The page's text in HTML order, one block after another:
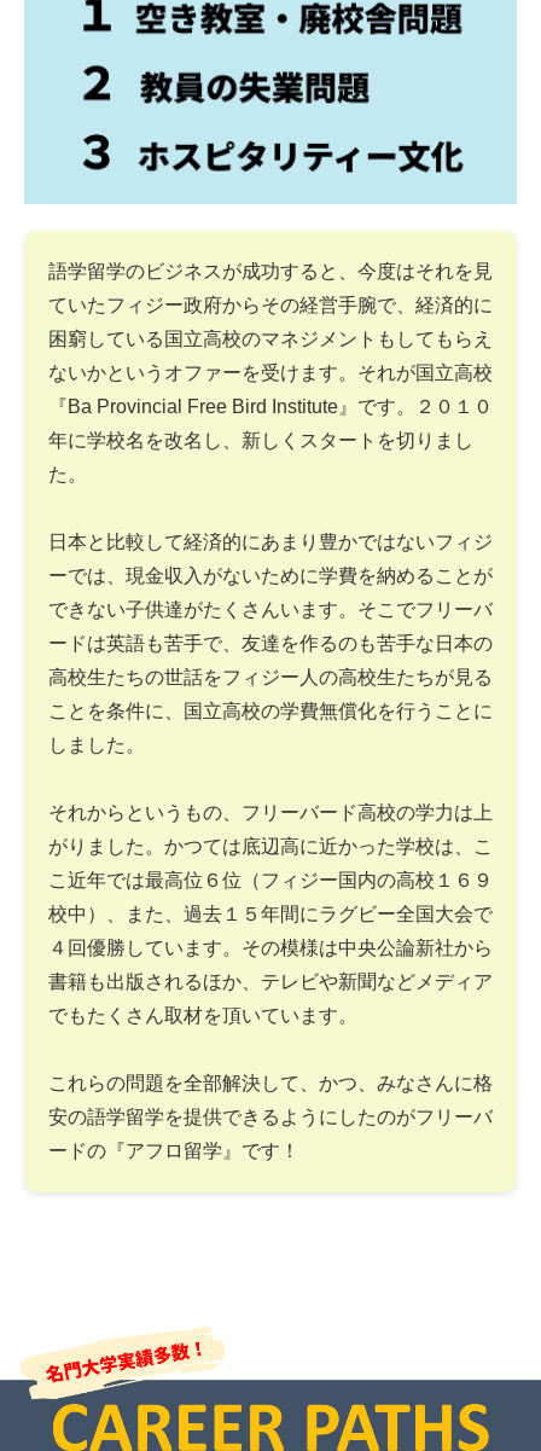
語学留学のビジネスが成功すると、今度はそれを見
ていたフィジー政府からその経営手腕で、経済的に
困窮している国立高校のマネジメントもしてもらえ
ないかというオファーを受けます。それが国立高校
『Ba Provincial Free Bird Institute』です。２０１０
年に学校名を改名し、新しくスタートを切りまし
た。
日本と比較して経済的にあまり豊かではないフィジ
ーでは、現金収入がないために学費を納めることが
できない子供達がたくさんいます。そこでフリーバ
ードは英語も苦手で、友達を作るのも苦手な日本の
高校生たちの世話をフィジー人の高校生たちが見る
ことを条件に、国立高校の学費無償化を行うことに
しました。
それからというもの、フリーバード高校の学力は上
がりました。かつては底辺高に近かった学校は、こ
こ近年では最高位６位（フィジー国内の高校１６９
校中）、また、過去１５年間にラグビー全国大会で
４回優勝しています。その模様は中央公論新社から
書籍も出版されるほか、テレビや新聞などメディア
でもたくさん取材を頂いています。
これらの問題を全部解決して、かつ、みなさんに格
安の語学留学を提供できるようにしたのがフリーバ
ードの『アフロ留学』です！